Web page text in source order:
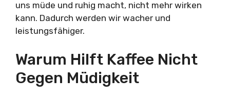
uns müde und ruhig macht, nicht mehr wirken
kann. Dadurch werden wir wacher und
leistungsfähiger.
Warum Hilft Kaffee Nicht
Gegen Müdigkeit